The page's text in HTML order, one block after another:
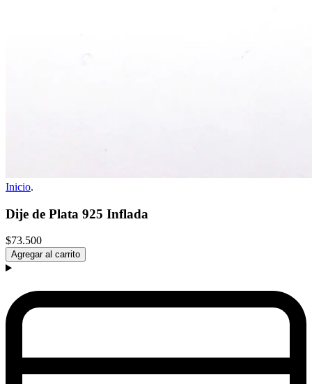
Inicio.
Dije de Plata 925 Inflada
$73.500
Agregar al carrito